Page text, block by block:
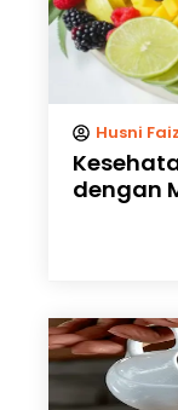
Husni
dengan